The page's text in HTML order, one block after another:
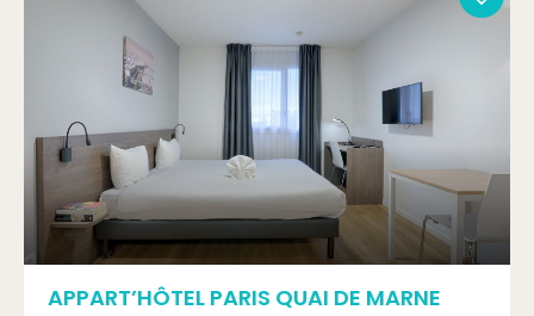
APPART’HÔTEL PARIS QUAI DE MARNE